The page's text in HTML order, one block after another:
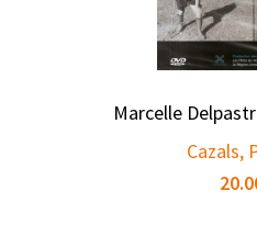
Marcelle
Cazals,